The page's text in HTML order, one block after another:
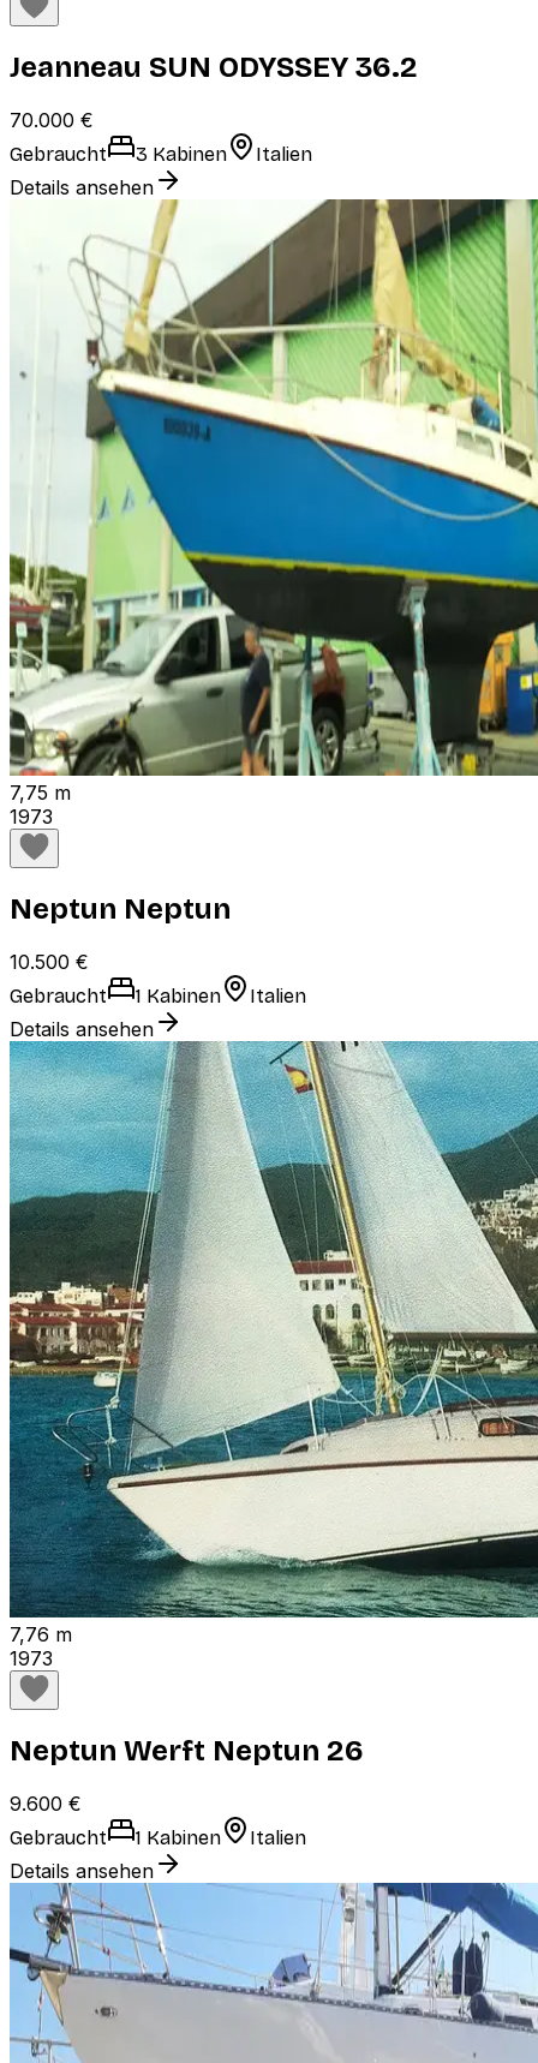
Jeanneau SUN ODYSSEY 36.2
70.000 €
Gebraucht 3 Kabinen Italien
Details ansehen
7,75 m
1973
Neptun Neptun
10.500 €
Gebraucht 1 Kabinen Italien
Details ansehen
7,76 m
1973
Neptun Werft Neptun 26
9.600 €
Gebraucht 1 Kabinen Italien
Details ansehen